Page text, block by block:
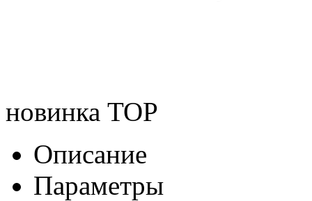
новинка TOP
Описание
Параметры